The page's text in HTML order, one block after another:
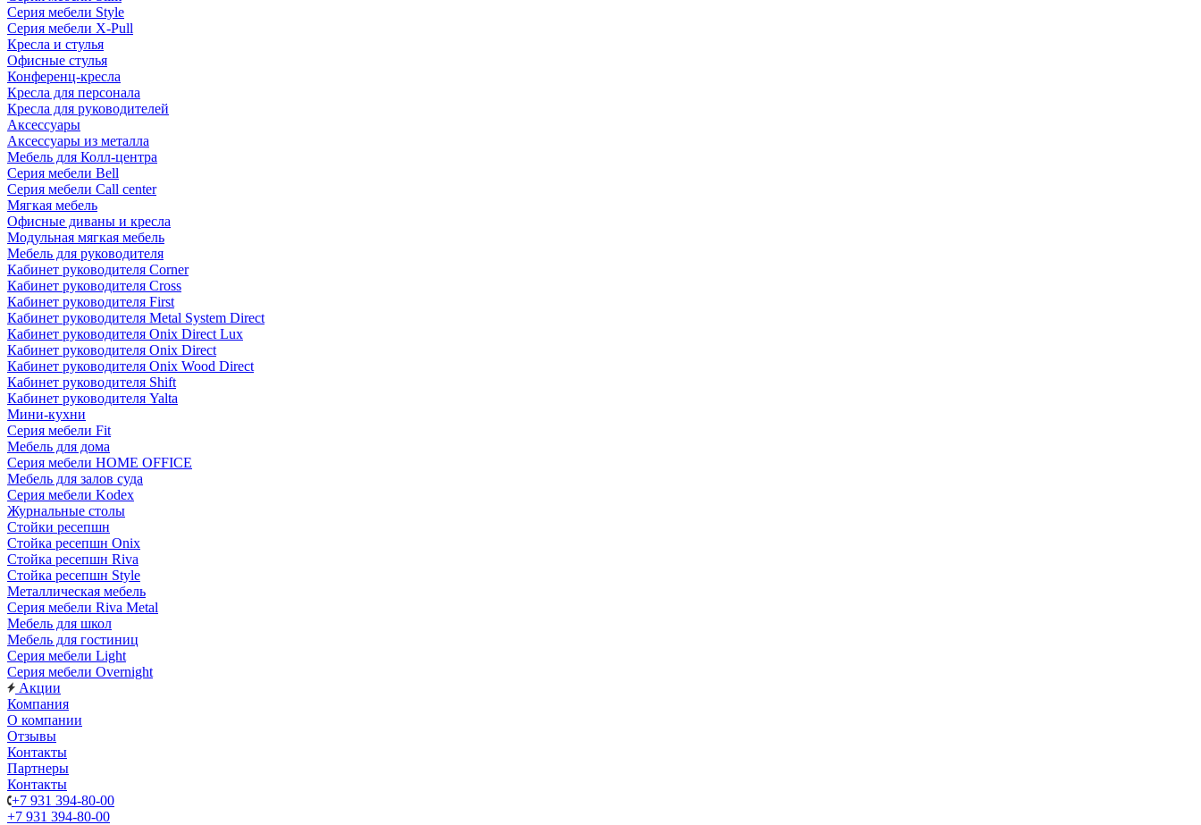
Серия мебели Style
Серия мебели X-Pull
Кресла и стулья
Офисные стулья
Конференц-кресла
Кресла для персонала
Кресла для руководителей
Аксессуары
Аксессуары из металла
Мебель для Колл-центра
Серия мебели Bell
Серия мебели Call center
Мягкая мебель
Офисные диваны и кресла
Модульная мягкая мебель
Мебель для руководителя
Кабинет руководителя Corner
Кабинет руководителя Cross
Кабинет руководителя First
Кабинет руководителя Metal System Direct
Кабинет руководителя Onix Direct Lux
Кабинет руководителя Onix Direct
Кабинет руководителя Onix Wood Direct
Кабинет руководителя Shift
Кабинет руководителя Yalta
Мини-кухни
Серия мебели Fit
Мебель для дома
Серия мебели HOME OFFICE
Мебель для залов суда
Серия мебели Kodex
Журнальные столы
Стойки ресепшн
Стойка ресепшн Onix
Стойка ресепшн Riva
Стойка ресепшн Style
Металлическая мебель
Серия мебели Riva Metal
Мебель для школ
Мебель для гостиниц
Серия мебели Light
Серия мебели Overnight
Акции
Компания
О компании
Отзывы
Контакты
Партнеры
Контакты
+7 931 394-80-00
+7 931 394-80-00